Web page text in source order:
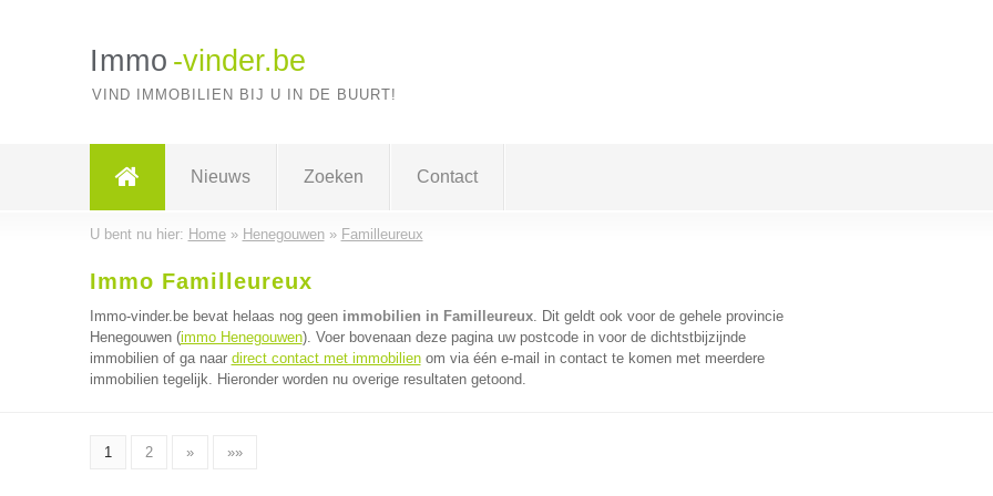
Immo -vinder.be
VIND IMMOBILIEN BIJ U IN DE BUURT!
Nieuws Zoeken Contact
U bent nu hier: Home» Henegouwen» Familleureux
Immo Familleureux
Immo-vinder.be bevat helaas nog geen immobilien in Familleureux. Dit geldt ook voor de gehele provincie
Henegouwen (immo Henegouwen). Voer bovenaan deze pagina uw postcode in voor de dichtstbijzijnde
immobilien of ga naar direct contact met immobilienom via één e-mail in contact te komen met meerdere
immobilien tegelijk. Hieronder worden nu overige resultaten getoond.
1 2 » »»